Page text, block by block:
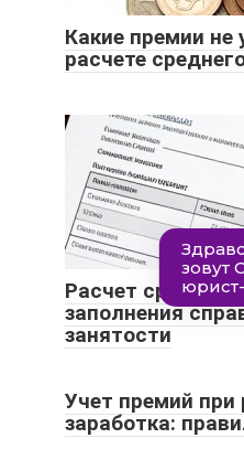
Какие премии
расчете
Расчет среднего
заполнения
занятости
Учет премий при
заработка: